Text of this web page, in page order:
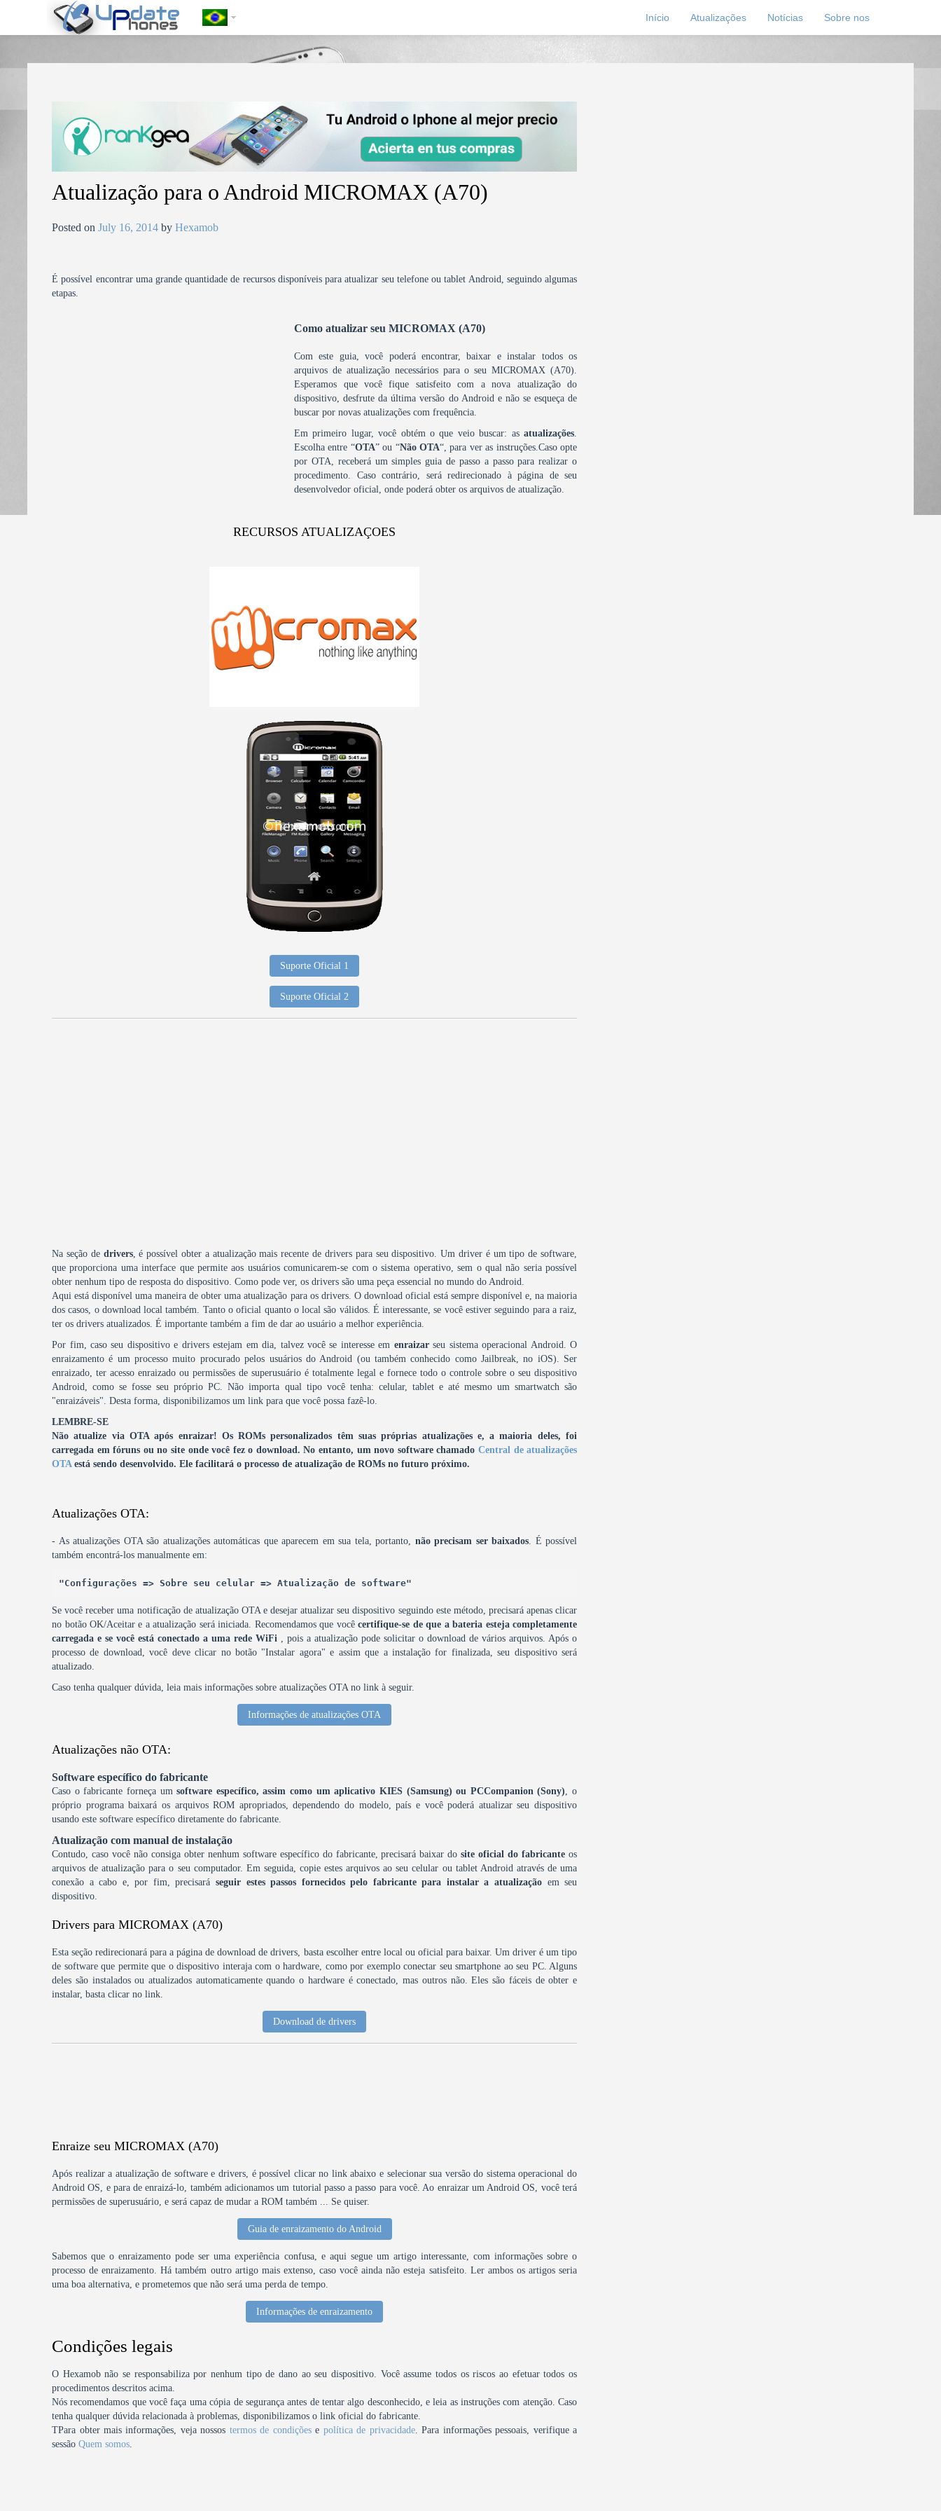
https://update-phones.com/pt-br/atualizacao-para-o-android-micromax-a70/
Início Atualizações Notícias Sobre nos
Atualização para o Android MICROMAX (A70)
Posted onJuly 16, 2014 byHexamob
É possível encontrar uma grande quantidade de recursos disponíveis para atualizar seu telefone ou tablet Android, seguindo algumas
etapas.
Como atualizar seu MICROMAX (A70)
Com este guia, você poderá encontrar, baixar e instalar todos os
arquivos de atualização necessários para o seu MICROMAX (A70).
Esperamos que você fique satisfeito com a nova atualização do
dispositivo, desfrute da última versão do Android e não se esqueça de
buscar por novas atualizações com frequência.
Em primeiro lugar, você obtém o que veio buscar: asatualizações.
Escolha entre “OTA” ou “Não OTA“, para ver as instruções.Caso opte
por OTA, receberá um simples guia de passo a passo para realizar o
procedimento. Caso contrário, será redirecionado à página de seu
desenvolvedor oficial, onde poderá obter os arquivos de atualização.
RECURSOS ATUALIZAÇOES
Suporte Oficial 1
Suporte Oficial 2
Na seção de drivers, é possível obter a atualização mais recente de drivers para seu dispositivo. Um driver é um tipo de software,
que proporciona uma interface que permite aos usuários comunicarem-se com o sistema operativo, sem o qual não seria possível
obter nenhum tipo de resposta do dispositivo. Como pode ver, os drivers são uma peça essencial no mundo do Android.
Aqui está disponível uma maneira de obter uma atualização para os drivers. O download oficial está sempre disponível e, na maioria
dos casos, o download local também. Tanto o oficial quanto o local são válidos. É interessante, se você estiver seguindo para a raiz,
ter os drivers atualizados. É importante também a fim de dar ao usuário a melhor experiência.
Por fim, caso seu dispositivo e drivers estejam em dia, talvez você se interesse em enraizarseu sistema operacional Android. O
enraizamento é um processo muito procurado pelos usuários do Android (ou também conhecido como Jailbreak, no iOS). Ser
enraizado, ter acesso enraizado ou permissões de superusuário é totalmente legal e fornece todo o controle sobre o seu dispositivo
Android, como se fosse seu próprio PC. Não importa qual tipo você tenha: celular, tablet e até mesmo um smartwatch são
"enraizáveis". Desta forma, disponibilizamos um link para que você possa fazê-lo.
LEMBRE-SE
Não atualize via OTA após enraizar! Os ROMs personalizados têm suas próprias atualizações e, a maioria deles, foi
carregada em fóruns ou no site onde você fez o download.No entanto, um novo software chamado Central de atualizações
OTAestá sendo desenvolvido. Ele facilitará o processo de atualização de ROMs no futuro próximo.
Atualizações OTA:
- As atualizações OTA são atualizações automáticas que aparecem em sua tela, portanto, não precisam ser baixados. É possível
também encontrá-los manualmente em:
"Configurações => Sobre seu celular => Atualização de software"
Se você receber uma notificação de atualização OTA e desejar atualizar seu dispositivo seguindo este método, precisará apenas clicar
no botão OK/Aceitar e a atualização será iniciada. Recomendamos que vocêcertifique-se de que a bateria esteja completamente
carregada e se você está conectado a uma rede WiFi , pois a atualização pode solicitar o download de vários arquivos. Após o
processo de download, você deve clicar no botão "Instalar agora" e assim que a instalação for finalizada, seu dispositivo será
atualizado.
Caso tenha qualquer dúvida, leia mais informações sobre atualizações OTA no link à seguir.
Informações de atualizações OTA
Atualizações não OTA:
Software específico do fabricante
Caso o fabricante forneça umsoftware específico, assim como um aplicativo KIES (Samsung) ou PCCompanion (Sony), o
próprio programa baixará os arquivos ROM apropriados, dependendo do modelo, país e você poderá atualizar seu dispositivo
usando este software específico diretamente do fabricante.
Atualização com manual de instalação
Contudo, caso você não consiga obter nenhum software específico do fabricante, precisará baixar dosite oficial do fabricante os
arquivos de atualização para o seu computador. Em seguida, copie estes arquivos ao seu celular ou tablet Android através de uma
conexão a cabo e, por fim, precisará seguir estes passos fornecidos pelo fabricante para instalar a atualizaçãoem seu
dispositivo.
Drivers para MICROMAX (A70)
Esta seção redirecionará para a página de download de drivers, basta escolher entre local ou oficial para baixar. Um driver é um tipo
de software que permite que o dispositivo interaja com o hardware, como por exemplo conectar seu smartphone ao seu PC. Alguns
deles são instalados ou atualizados automaticamente quando o hardware é conectado, mas outros não. Eles são fáceis de obter e
instalar, basta clicar no link.
Download de drivers
Enraize seu MICROMAX (A70)
Após realizar a atualização de software e drivers, é possível clicar no link abaixo e selecionar sua versão do sistema operacional do
Android OS, e para de enraizá-lo, também adicionamos um tutorial passo a passo para você. Ao enraizar um Android OS, você terá
permissões de superusuário, e será capaz de mudar a ROM também ... Se quiser.
Guia de enraizamento do Android
Sabemos que o enraizamento pode ser uma experiência confusa, e aqui segue um artigo interessante, com informações sobre o
processo de enraizamento. Há também outro artigo mais extenso, caso você ainda não esteja satisfeito. Ler ambos os artigos seria
uma boa alternativa, e prometemos que não será uma perda de tempo.
Informações de enraizamento
Condições legais
O Hexamob não se responsabiliza por nenhum tipo de dano ao seu dispositivo. Você assume todos os riscos ao efetuar todos os
procedimentos descritos acima.
Nós recomendamos que você faça uma cópia de segurança antes de tentar algo desconhecido, e leia as instruções com atenção. Caso
tenha qualquer dúvida relacionada à problemas, disponibilizamos o link oficial do fabricante.
TPara obter mais informações, veja nossos termos de condiçõese política de privacidade. Para informações pessoais, verifique a
sessãoQuem somos.